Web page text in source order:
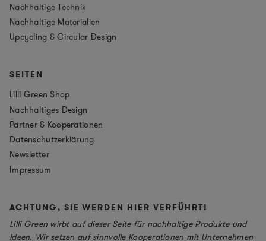
Nachhaltige Technik
Nachhaltige Materialien
Upcycling & Circular Design
SEITEN
Lilli Green Shop
Nachhaltiges Design
Partner & Kooperationen
Datenschutzerklärung
Newsletter
Impressum
ACHTUNG, SIE WERDEN HIER VERFÜHRT!
Lilli Green wirbt auf dieser Seite für nachhaltige Produkte und
Ideen. Wir setzen auf sinnvolle Kooperationen mit Unternehmen